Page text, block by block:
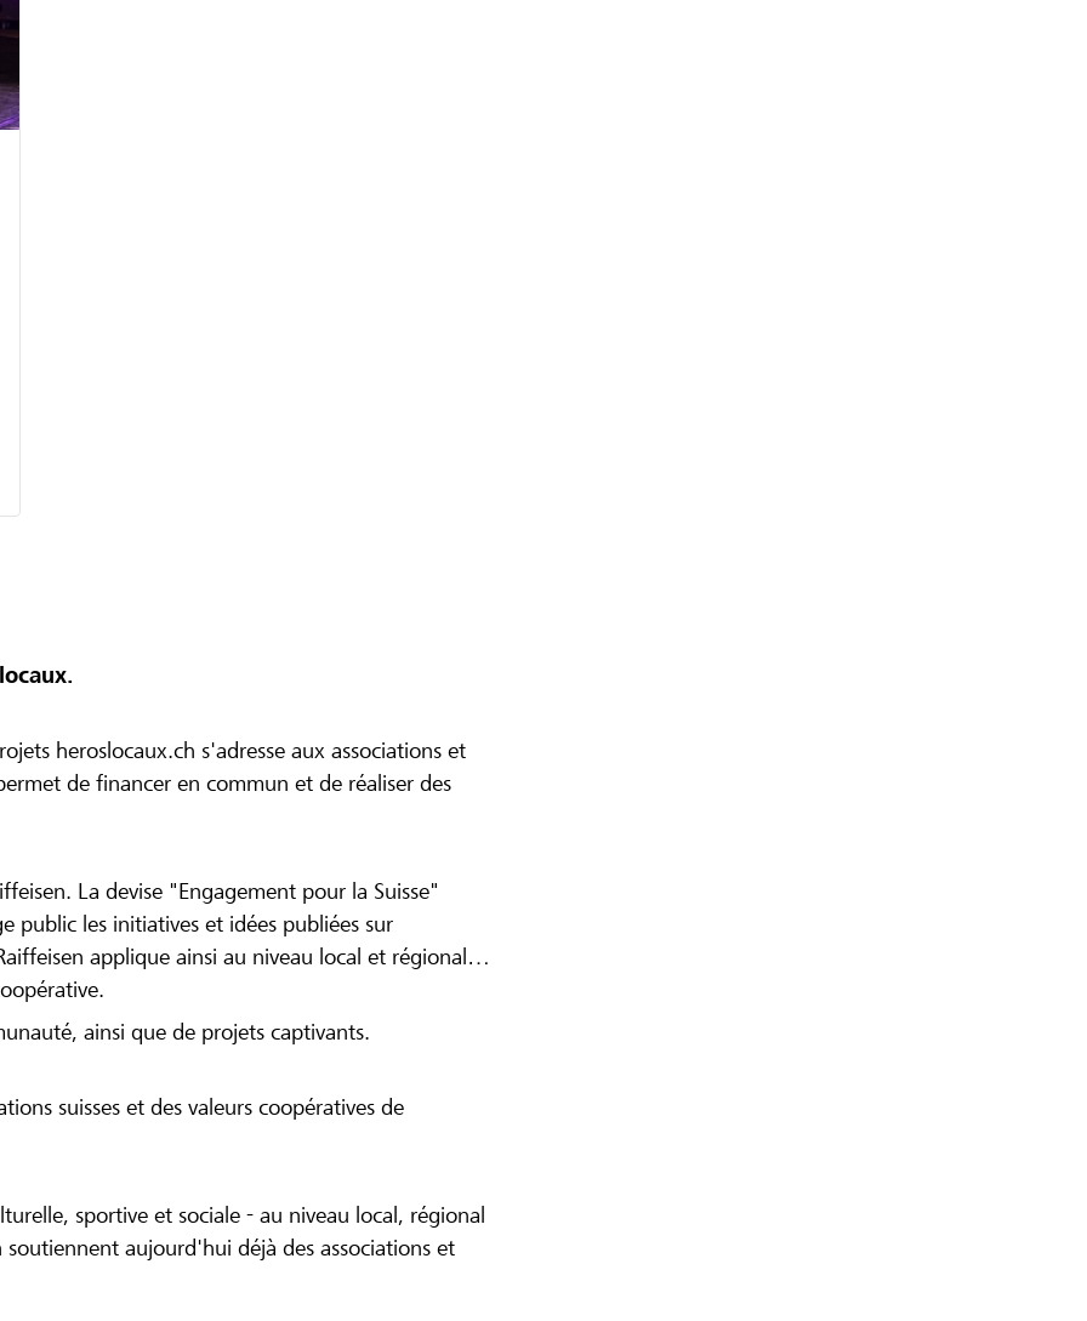
heroslocaux.ch s'adresse aux associations et
de financer en commun et de réaliser des
La devise "Engagement pour la Suisse"
public les initiatives et idées publiées sur
applique ainsi au niveau local et régional
ainsi que de projets captivants.
suisses et des valeurs coopératives de
sportive et sociale - au niveau local, régional
aujourd'hui déjà des associations et